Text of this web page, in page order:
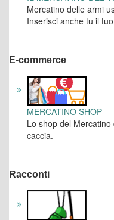
Mercatino delle armi
Inserisci anche tu il
E-commerce
MERCATINO SHOP
Lo shop del
caccia.
Racconti